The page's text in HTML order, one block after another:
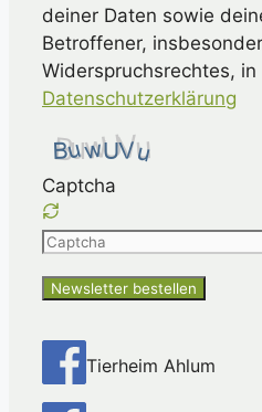
deiner Daten sowie
Betroffener,
Widerspruchsrechtes, in
Datenschutzerklärung
Captcha
Please
the
shown
the
Tierheim Ahlum